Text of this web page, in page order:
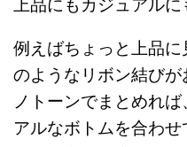
上品にもカジュアルに
例えばちょっと上品
のようなリボン結び
ノトーンでまとめれ
アルなボトムを合わせ